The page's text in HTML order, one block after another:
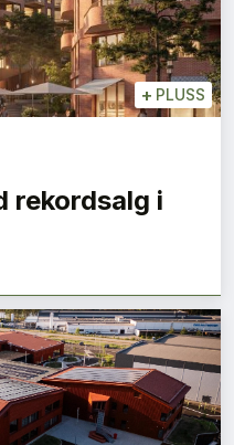
+ PLUSS
rekordsalg i